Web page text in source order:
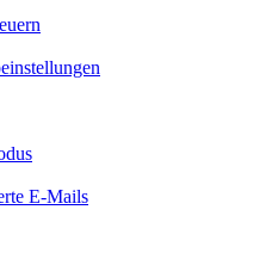
E-Mails